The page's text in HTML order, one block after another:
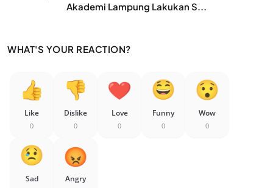
Akademi Lampung Lakukan S...
WHAT'S YOUR REACTION?
Like
0
Dislike
0
Love
0
Funny
0
Wow
0
Sad Angry